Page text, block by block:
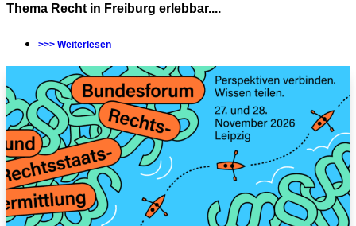
Thema Recht in Freiburg erlebbar....
>>> Weiterlesen